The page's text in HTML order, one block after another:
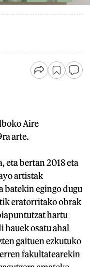
Aire
arte.
eta bertan 2018 eta
artistak
batekin egingo dugu
eratorritako obrak
hartu
osatu ahal
gaituen ezkutuko
fakultatearekin